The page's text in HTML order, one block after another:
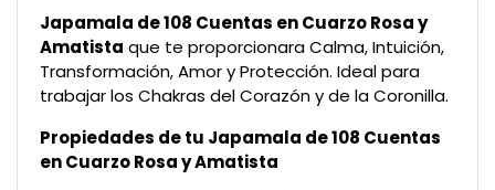
Japamala de 108 Cuentas en Cuarzo Rosa y
Amatista que te proporcionara Calma, Intuición,
Transformación, Amor y Protección. Ideal para
trabajar los Chakras del Corazón y de la Coronilla.
Propiedades de tu Japamala de 108 Cuentas
en Cuarzo Rosa y Amatista